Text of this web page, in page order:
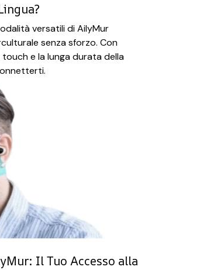
versatili di AilyMur
senza sforzo. Con
e la lunga durata della
Il Tuo Accesso alla